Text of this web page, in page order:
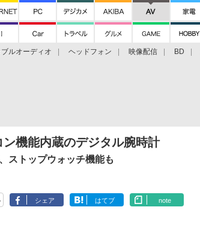
ルオーディオ ヘッドフォン 映像配信 BD
機能内蔵のデジタル腕時計
ストップウォッチ機能も
シェア はてブ note